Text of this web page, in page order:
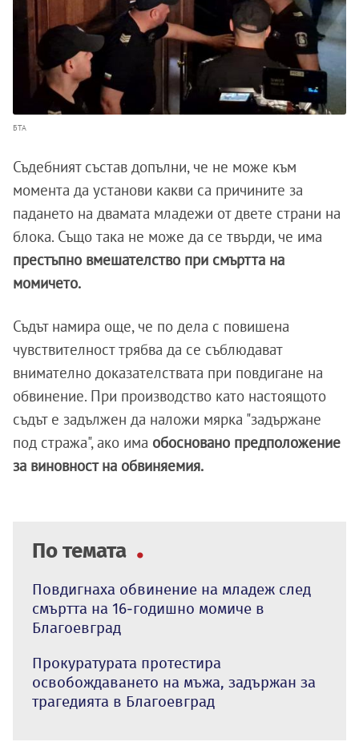
БТА
Съдебният състав допълни, че не може към
момента да установи какви са причините за
падането на двамата младежи от двете страни на
блока. Също така не може да се твърди, че има
престъпно вмешателство при смъртта на
момичето.
Съдът намира още, че по дела с повишена
чувствителност трябва да се съблюдават
внимателно доказателствата при повдигане на
обвинение. При производство като настоящото
съдът е задължен да наложи мярка "задържане
под стража", ако има обосновано предположение
за виновност на обвиняемия.
По темата
Повдигнаха обвинение на младеж след
смъртта на 16-годишно момиче в
Благоевград
Прокуратурата протестира
освобождаването на мъжа, задържан за
трагедията в Благоевград